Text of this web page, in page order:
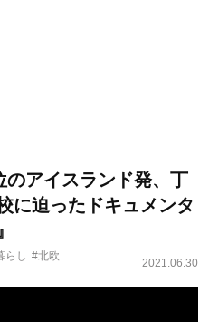
のアイスランド発、丁
に迫ったドキュメンタ
らし #北欧
2021.06.30